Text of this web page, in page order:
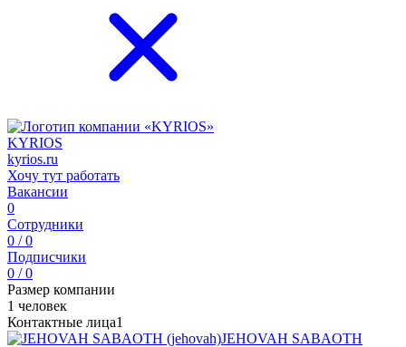
KYRIOS
kyrios.ru
Хочу тут работать
Вакансии
0
Сотрудники
0 / 0
Подписчики
0 / 0
Размер компании
1 человек
Контактные лица1
JEHOVAH SABAOTH